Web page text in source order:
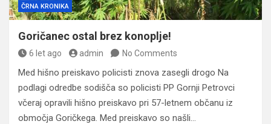
ČRNA KRONIKA
Goričanec ostal brez konoplje!
6 let ago admin No Comments
Med hišno preiskavo policisti znova zasegli drogo Na
podlagi odredbe sodišča so policisti PP Gornji Petrovci
včeraj opravili hišno preiskavo pri 57-letnem občanu iz
območja Goričkega. Med preiskavo so našli…